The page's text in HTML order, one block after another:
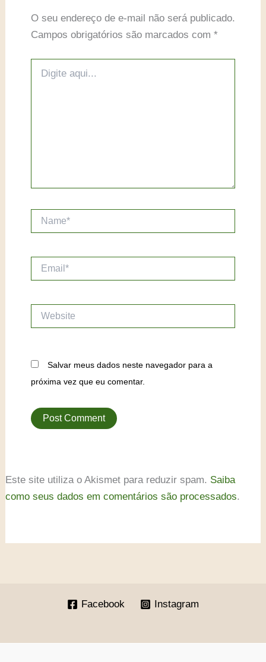
O seu endereço de e-mail não será publicado.
Campos obrigatórios são marcados com *
aqui...
Salvar meus dados neste navegador para a
próxima vez que eu comentar.
Este site utiliza o Akismet para reduzir spam. Saiba
como seus dados em comentários são processados.
Facebook Instagram